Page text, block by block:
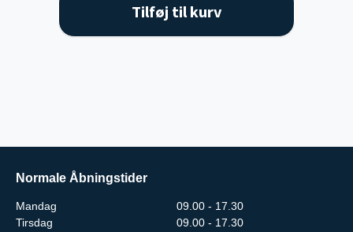
Tilføj til kurv
Normale Åbningstider
Mandag
09.00 - 17.30
Tirsdag
09.00 - 17.30